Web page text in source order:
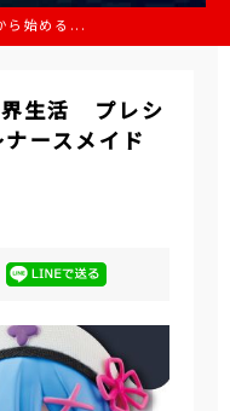
ら始める...
界生活 プレシ
ースメイド